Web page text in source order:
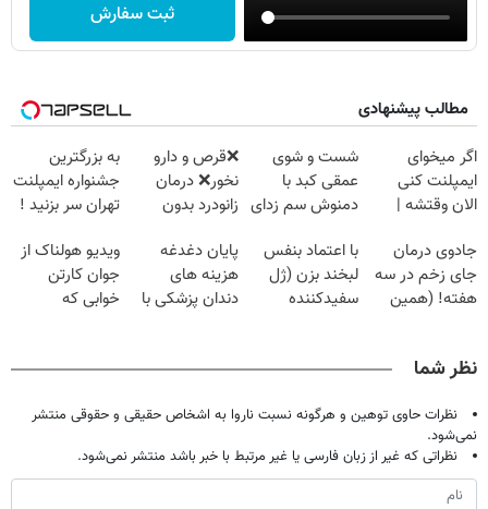
ثبت سفارش
مطالب پیشنهادی
اگر میخوای
ایمپلنت کنی
الان وقتشه |
میلیون تومان!!!
شست و شوی
عمقی کبد با
دمنوش سم زدای
❌قرص‌ و دارو
نخور❌ درمان
زانودرد بدون
به بزرگترین
جشنواره ایمپلنت
تهران سر بزنید !
میلیون !
جادوی درمان
جای زخم در سه
هفته! (همین
با اعتماد بنفس
لبخند بزن (ژل
سفیدکننده
پایان دغدغه
هزینه های
دندان پزشکی با
ویدیو هولناک از
جوان کارتن
خوابی که
نظر شما
نظرات حاوی توهین و هرگونه نسبت ناروا به اشخاص حقیقی و حقوقی منتشر
نمی‌شود.
نظراتی که غیر از زبان فارسی یا غیر مرتبط با خبر باشد منتشر نمی‌شود.